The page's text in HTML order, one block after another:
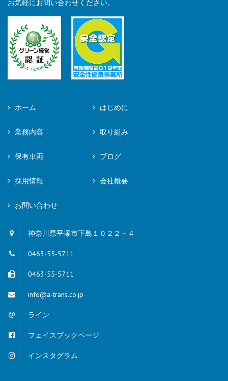
お気軽にお問い合わせください。
ホーム はじめに
業務内容 取り組み
保有車両 ブログ
採用情報 会社概要
お問い合わせ
神奈川県平塚市下島１０２２－４
0463-55-5711
0463-55-5711
info@a-trans.co.jp
ライン
フェイスブックページ
インスタグラム